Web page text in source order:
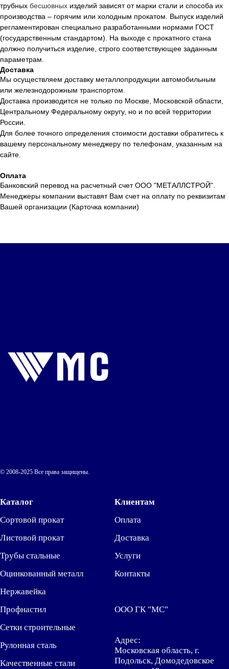
трубных бесшовных изделий зависят от марки стали и способа их
производства – горячим или холодным прокатом. Выпуск изделий
регламентирован специально разработанными нормами ГОСТ
(государственным стандартом). На выходе с прокатного стана
должно получиться изделие, строго соответствующее заданным
параметрам.
Доставка
Мы осуществляем доставку металлопродукции автомобильным
или железнодорожным транспортом.
Доставка производится не только по Москве, Московской области,
Центральному Федеральному округу, но и по всей территории
России.
Для более точного определения стоимости доставки обратитесь к
вашему персональному менеджеру по телефонам, указанным на
сайте.
Оплата
Банковский перевод на расчетный счет ООО "МЕТАЛЛСТРОЙ".
Менеджеры компании выставят Вам счет на оплату по реквизитам
Вашей организации (Карточка компании)
© 2008-2025 Все права защищены.
Каталог
Сортовой прокат
Листовой прокат
Трубы стальные
Оцинкованный металл
Нержавейка
Профнастил
Сетки строительные
Рулонная сталь
Качественные стали
Клиентам
Оплата
Доставка
Услуги
Контакты
ООО ГК "МС"
Адрес:
Московская область, г.
Подольск, Домодедовское